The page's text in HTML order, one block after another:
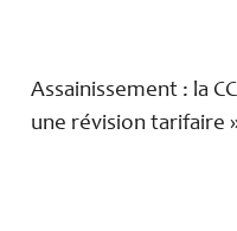
Assainissement : la
une révision tarifaire